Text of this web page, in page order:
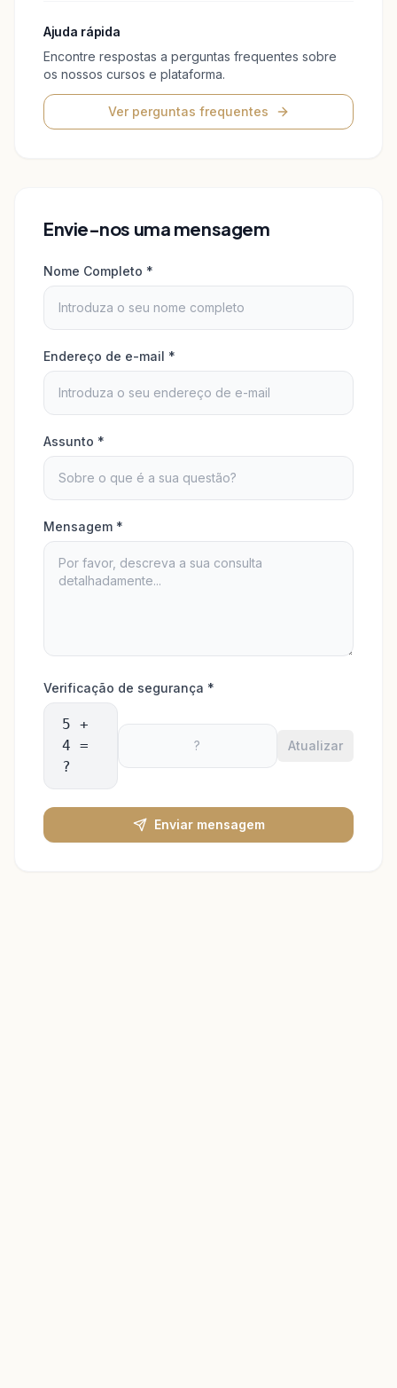
Ajuda rápida
Encontre respostas a perguntas frequentes sobre
os nossos cursos e plataforma.
Ver perguntas frequentes
Envie-nos uma mensagem
Nome Completo *
Endereço de e-mail *
Assunto *
Mensagem *
Verificação de segurança *
5 +
4 =
?
Atualizar
Enviar mensagem